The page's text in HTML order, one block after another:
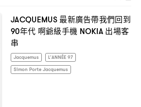
JACQUEMUS 最新廣告帶我們回到
90年代 啊爺級手機 NOKIA 出場客
串
Jacquemus
L’ANNÉE 97
Simon Porte Jacquemus